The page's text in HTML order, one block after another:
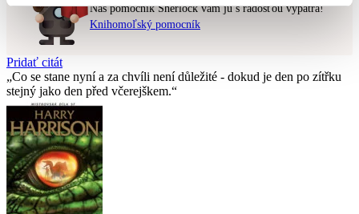
Náš pomocník Sherlock vám ju s radosťou vypátra!
Knihomoľský pomocník
Pridať citát
Co se stane nyní a za chvíli není důležité - dokud je den po zítřku
stejný jako den před včerejškem.